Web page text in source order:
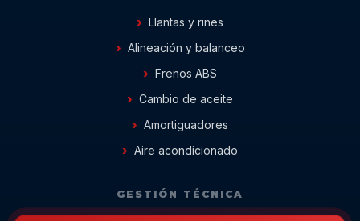
Llantas y rines
Alineación y balanceo
Frenos ABS
Cambio de aceite
Amortiguadores
Aire acondicionado
GESTIÓN TÉCNICA